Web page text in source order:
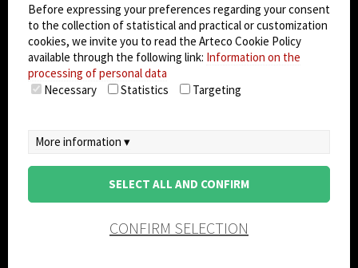
socio unico)
Partita IVA: 02814270399 - Sede Legale: Via Pana
180, 48018 Faenza (RA) Italy - REA: RA - 261533 -
Capitale sociale sottoscritto: €100.000,00
privacy-cookie policy- EULA/DPA
Before expressing your preferences regarding your consent
to the collection of statistical and practical or customization
cookies, we invite you to read the Arteco Cookie Policy
available through the following link: Information on the
processing of personal data
Necessary
Statistics Targeting
More information ▾
SELECT ALL AND CONFIRM
CONFIRM SELECTION